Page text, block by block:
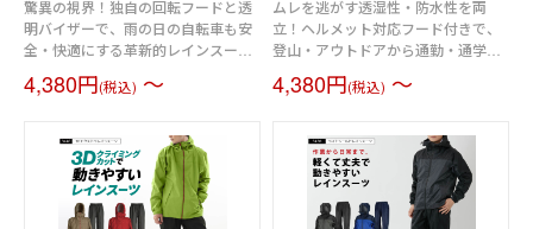
驚異の視界！独自の回転フードと透
明バイザーで、雨の日の自転車も安
全・快適にする革新的レインスー
4,380円(税込) ～
ムレを逃がす透湿性・防水性を両
立！ヘルメット対応フード付きで、
登山・アウトドアから通勤・通学ま
インスーツ。
4,380円(税込) ～